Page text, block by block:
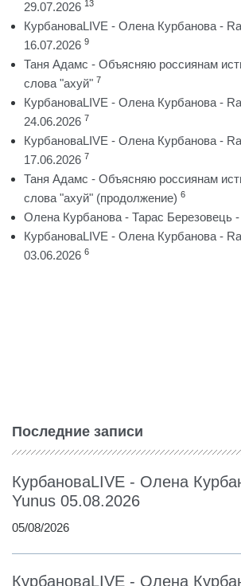
29.07.2026 13
КурбановаLIVE - Олена Курбанова -
16.07.2026 9
Таня Адамс - Объясняю россиянам
слова "ахуй" 7
КурбановаLIVE - Олена Курбанова -
24.06.2026 7
КурбановаLIVE - Олена Курбанова -
17.06.2026 7
Таня Адамс - Объясняю россиянам
слова "ахуй" (продолжение) 6
Олена Курбанова - Тарас Березовець -
КурбановаLIVE - Олена Курбанова -
03.06.2026 6
Последние записи
КурбановаLIVE - Олена
Yunus 05.08.2026
05/08/2026
КурбановаLIVE - Олена